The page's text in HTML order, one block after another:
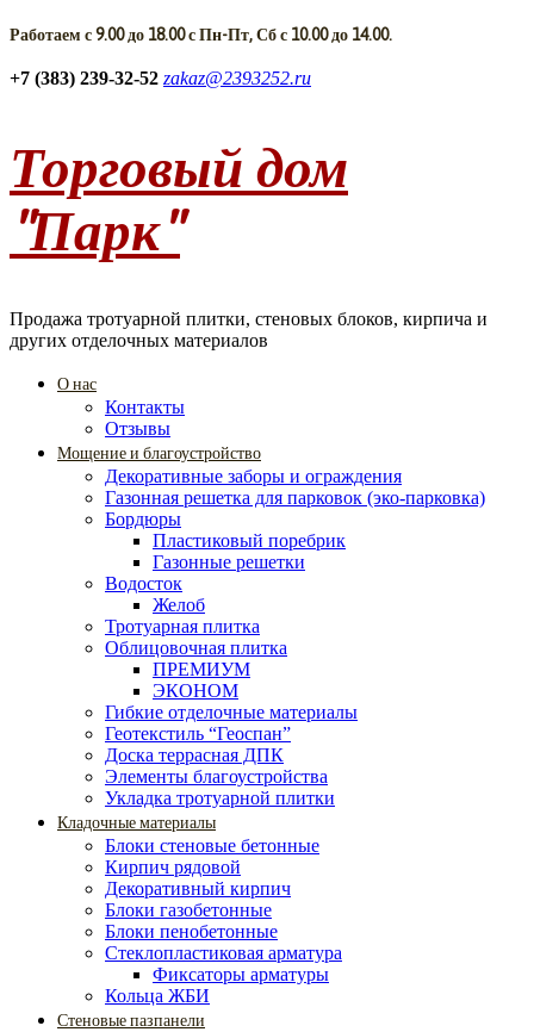
Работаем с 9.00 до 18.00 с Пн-Пт, Сб с 10.00 до 14.00.
+7 (383) 239-32-52 zakaz@2393252.ru
Торговый дом
"Парк"
Продажа тротуарной плитки, стеновых блоков, кирпича и
других отделочных материалов
О нас
Контакты
Отзывы
Мощение и благоустройство
Декоративные заборы и ограждения
Газонная решетка для парковок (эко-парковка)
Бордюры
Пластиковый поребрик
Газонные решетки
Водосток
Желоб
Тротуарная плитка
Облицовочная плитка
ПРЕМИУМ
ЭКОНОМ
Гибкие отделочные материалы
Геотекстиль “Геоспан”
Доска террасная ДПК
Элементы благоустройства
Укладка тротуарной плитки
Кладочные материалы
Блоки стеновые бетонные
Кирпич рядовой
Декоративный кирпич
Блоки газобетонные
Блоки пенобетонные
Стеклопластиковая арматура
Фиксаторы арматуры
Кольца ЖБИ
Стеновые пазпанели